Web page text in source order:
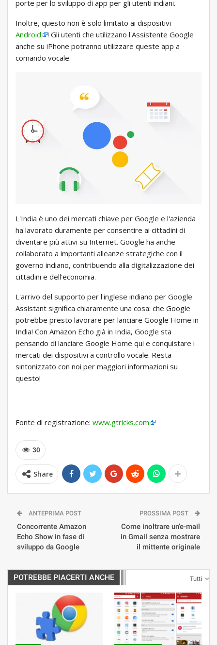
porte per lo sviluppo di app per gli utenti indiani.
Inoltre, questo non è solo limitato ai dispositivi
Android
! Gli utenti che utilizzano l'Assistente Google
anche su iPhone potranno utilizzare queste app a
comando vocale.
L'India è uno dei mercati chiave per Google e l'azienda
ha lavorato duramente per consentire ai cittadini di
diventare più attivi su Internet. Google ha anche
collaborato a importanti alleanze strategiche con il
governo indiano, contribuendo alla digitalizzazione dei
cittadini e dell'economia.
L'arrivo del supporto per l'inglese indiano per Google
Assistant significa chiaramente una cosa: che Google
potrebbe presto lavorare per lanciare Google Home in
India! Con Amazon Echo già in India, Google sta
pensando di lanciare Google Home qui e conquistare i
mercati dei dispositivi a controllo vocale. Resta
sintonizzato con noi per maggiori informazioni su
questo!
Fonte di registrazione: www.gtricks.com
30
Share
ANTEPRIMA POST
Concorrente Amazon
Echo Show in fase di
sviluppo da Google
PROSSIMA POST
Come inoltrare un’e-mail
in Gmail senza mostrare
il mittente originale
Tutti
POTREBBE PIACERTI ANCHE